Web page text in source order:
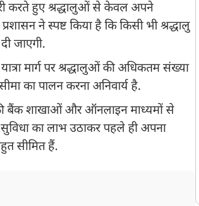
करते हुए श्रद्धालुओं से केवल अपने
ने स्पष्ट किया है कि किसी भी श्रद्धालु
जाएगी.
मार्ग पर श्रद्धालुओं की अधिकतम संख्या
का पालन करना अनिवार्य है.
की बैंक शाखाओं और ऑनलाइन माध्यमों से
का लाभ उठाकर पहले ही अपना
सीमित हैं.